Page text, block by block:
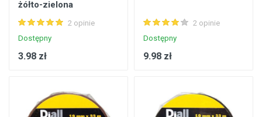
żółto-zielona
2 opinie
Dostępny
3.98 zł
2 opinie
Dostępny
9.98 zł